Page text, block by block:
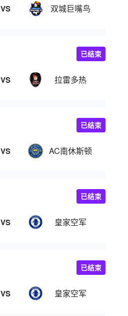
VS 双城巨嘴鸟
VS 拉雷多热
已结束
VS AC南休斯顿
已结束
VS 皇家空军
已结束
VS 皇家空军
已结束